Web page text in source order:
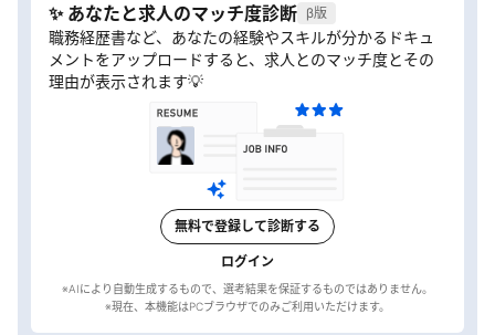
✨ あなたと求人のマッチ度診断 β版
職務経歴書など、あなたの経験やスキルが分かるドキュ
メントをアップロードすると、求人とのマッチ度とその
理由が表示されます💡
無料で登録して診断する
ログイン
※AIにより自動生成するもので、選考結果を保証するものではありません。